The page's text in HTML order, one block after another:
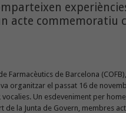
acte commemoratiu
Farmacèutics de Barcelona
organitzar el passat 16 de
vocalies. Un esdeveniment per
de la Junta de Govern, membres